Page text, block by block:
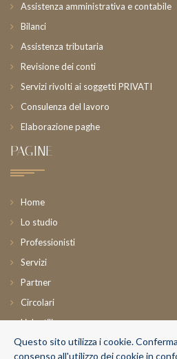
Assistenza amministrativa e contabile
Bilanci
Assistenza tributaria
Revisione dei conti
Servizi rivolti ai soggetti PRIVATI
Consulenza del lavoro
Elaborazione paghe
PAGINE
Home
Lo studio
Professionisti
Servizi
Partner
Circolari
Link utili
News
Questo sito utilizza i cookie.
consenso all'utilizzo dei cookie in